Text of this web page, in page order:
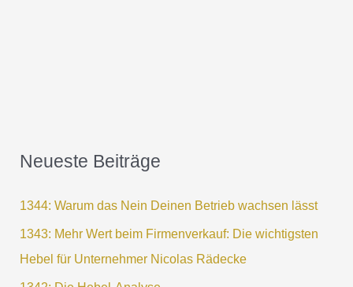
einer
Einstellung
profitiert!
Neueste Beiträge
1344: Warum das Nein Deinen Betrieb wachsen lässt
1343: Mehr Wert beim Firmenverkauf: Die wichtigsten
Hebel für Unternehmer Nicolas Rädecke